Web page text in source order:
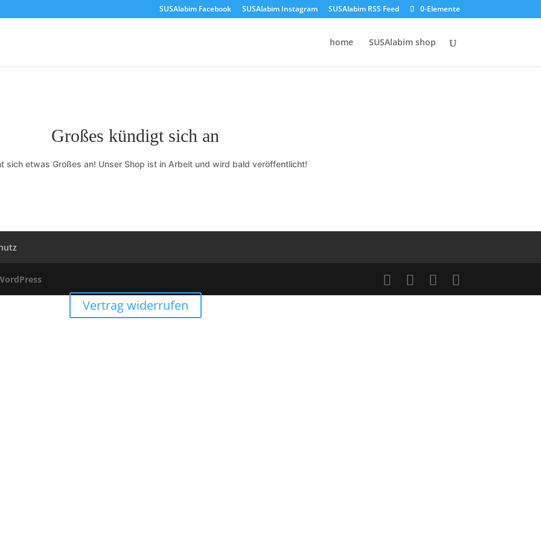
SUSAlabim Facebook SUSAlabim Instagram SUSAlabim RSS Feed 0-Elemente
home SUSAlabim shop
Großes kündigt sich an
sich etwas Großes an! Unser Shop ist in Arbeit und wird bald veröffentlicht!
Vertrag widerrufen